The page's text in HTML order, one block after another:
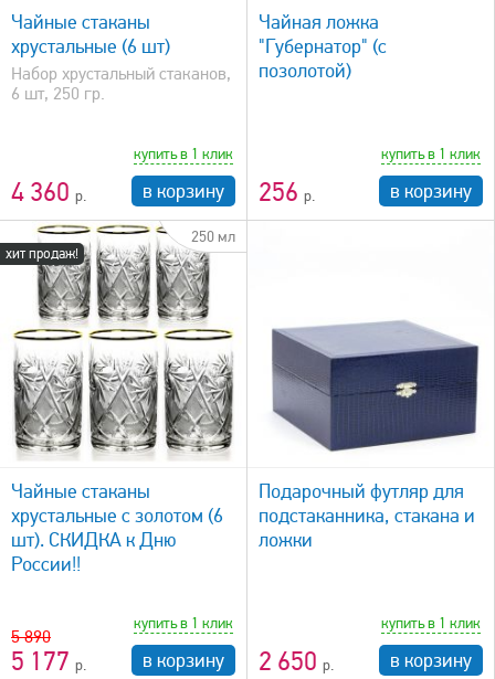
Чайные стаканы
хрустальные (6 шт)
Набор хрустальный стаканов,
6 шт, 250 гр.
4 360
купить в 1 клик
в корзину
Чайная ложка
"Губернатор" (с
позолотой)
256
купить в 1 клик
в корзину
хит продаж!
250 мл
Чайные стаканы
хрустальные с золотом (6
шт). СКИДКА к Дню
России!!
5 890
5 177
купить в 1 клик
в корзину
быстрый просмотр
Подарочный футляр для
подстаканника, стакана и
ложки
2 650
купить в 1 клик
в корзину